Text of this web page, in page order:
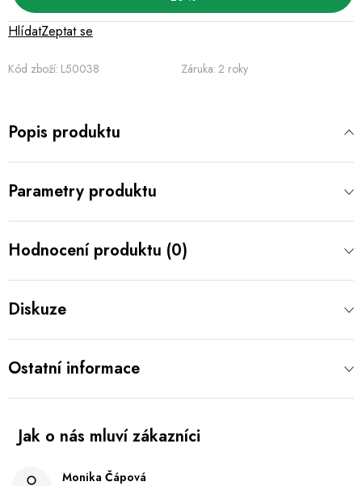
Kód zboží: L50038 Záruka: 2 roky
Zeptat se
Hlídat
Popis produktu
Parametry produktu
Hodnocení produktu (0)
Diskuze
Ostatní informace
Monika Čápová